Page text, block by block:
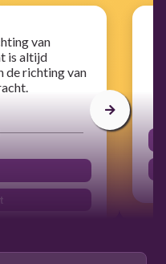
van
is altijd
de richting van